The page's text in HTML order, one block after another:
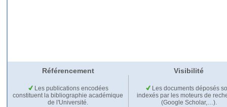
Référencement Visibilité
Les publications encodées
constituent la bibliographie académique
de l'Université.
Les documents déposés
indexés par les moteurs de
(Google Scholar,…).